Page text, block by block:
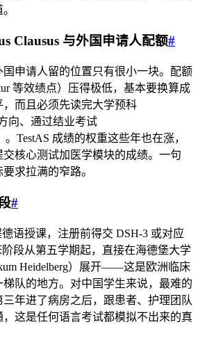
Clausus 与外国申请人配额#
申请人留的位置只有很小一块。配额
等效绩点）压得极低，基本要换算成
而且必须先读完大学预科
向、通过结业考试
。TestAS 成绩的权重这些年也在涨，
核心测试加医学模块的成绩。一句
求拉满的窄路。
#
德语授课，注册前得交 DSH-3 或对应
阶段从第五学期起，直接在海德堡大学
Heidelberg）展开——这是欧洲临床
队的地方。对中国学生来说，最难的
年进了病房之后，跟患者、护理团队
这是任何语言考试都模拟不出来的真